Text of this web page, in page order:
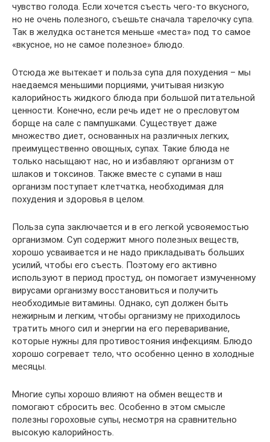
чувство голода. Если хочется съесть чего-то вкусного,
но не очень полезного, съешьте сначала тарелочку супа.
Так в желудка останется меньше «места» под то самое
«вкусное, но не самое полезное» блюдо.
Отсюда же вытекает и польза супа для похудения – мы
наедаемся меньшими порциями, учитывая низкую
калорийность жидкого блюда при большой питательной
ценности. Конечно, если речь идет не о пресловутом
борще на сале с пампушками. Существует даже
множество диет, основанных на различных легких,
преимущественно овощных, супах. Такие блюда не
только насыщают нас, но и избавляют организм от
шлаков и токсинов. Также вместе с супами в наш
организм поступает клетчатка, необходимая для
похудения и здоровья в целом.
Польза супа заключается и в его легкой усвояемостью
организмом. Суп содержит много полезных веществ,
хорошо усваивается и не надо прикладывать больших
усилий, чтобы его съесть. Поэтому его активно
используют в период простуд, он помогает измученному
вирусами организму восстановиться и получить
необходимые витамины. Однако, суп должен быть
нежирным и легким, чтобы организму не приходилось
тратить много сил и энергии на его переваривание,
которые нужны для противостояния инфекциям. Блюдо
хорошо согревает тело, что особенно ценно в холодные
месяцы.
Многие супы хорошо влияют на обмен веществ и
помогают сбросить вес. Особенно в этом смысле
полезны гороховые супы, несмотря на сравнительно
высокую калорийность.